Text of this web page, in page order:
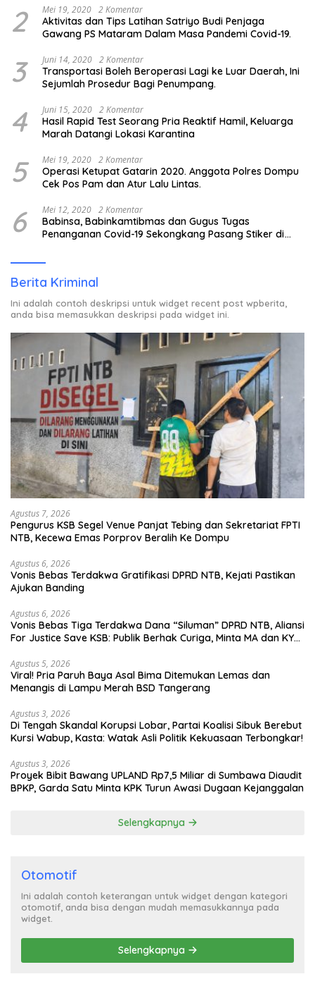
2 Mei 19, 2020 2 Komentar
Aktivitas dan Tips Latihan Satriyo Budi Penjaga
Gawang PS Mataram Dalam Masa Pandemi Covid-19.
3 Juni 14, 2020 2 Komentar
Transportasi Boleh Beroperasi Lagi ke Luar Daerah, Ini
Sejumlah Prosedur Bagi Penumpang.
4 Juni 15, 2020 2 Komentar
Hasil Rapid Test Seorang Pria Reaktif Hamil, Keluarga
Marah Datangi Lokasi Karantina
5 Mei 19, 2020 2 Komentar
Operasi Ketupat Gatarin 2020. Anggota Polres Dompu
Cek Pos Pam dan Atur Lalu Lintas.
6 Mei 12, 2020 2 Komentar
Babinsa, Babinkamtibmas dan Gugus Tugas
Penanganan Covid-19 Sekongkang Pasang Stiker di
Berita Kriminal
Ini adalah contoh deskripsi untuk widget recent post wpberita,
anda bisa memasukkan deskripsi pada widget ini.
Agustus 7, 2026
Pengurus KSB Segel Venue Panjat Tebing dan Sekretariat FPTI
NTB, Kecewa Emas Porprov Beralih Ke Dompu
Agustus 6, 2026
Vonis Bebas Terdakwa Gratifikasi DPRD NTB, Kejati Pastikan
Ajukan Banding
Agustus 6, 2026
Vonis Bebas Tiga Terdakwa Dana “Siluman” DPRD NTB, Aliansi
For Justice Save KSB: Publik Berhak Curiga, Minta MA dan KY
Agustus 5, 2026
Viral! Pria Paruh Baya Asal Bima Ditemukan Lemas dan
Menangis di Lampu Merah BSD Tangerang
Agustus 3, 2026
Di Tengah Skandal Korupsi Lobar, Partai Koalisi Sibuk Berebut
Kursi Wabup, Kasta: Watak Asli Politik Kekuasaan Terbongkar!
Agustus 3, 2026
Proyek Bibit Bawang UPLAND Rp7,5 Miliar di Sumbawa Diaudit
BPKP, Garda Satu Minta KPK Turun Awasi Dugaan Kejanggalan
Selengkapnya
Otomotif
Ini adalah contoh keterangan untuk widget dengan kategori
otomotif, anda bisa dengan mudah memasukkannya pada
widget.
Selengkapnya